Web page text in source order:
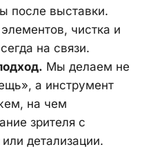
после выставки.
чистка и
на связи.
Мы делаем не
а инструмент
на чем
зрителя с
детализации.